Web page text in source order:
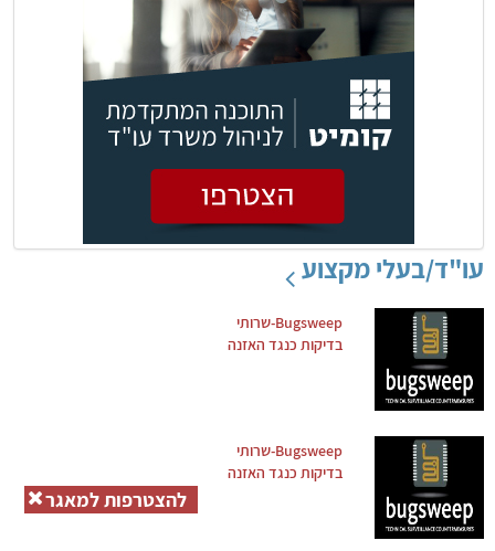
עו"ד/בעלי מקצוע
Bugsweep-שרותי
בדיקות כנגד האזנה
Bugsweep-שרותי
בדיקות כנגד האזנה
להצטרפות למאגר